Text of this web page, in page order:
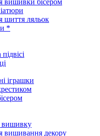
шиття ляльок
*
іграшки
вишивку
вишивання декору